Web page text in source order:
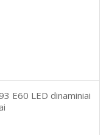
E60 LED dinaminiai